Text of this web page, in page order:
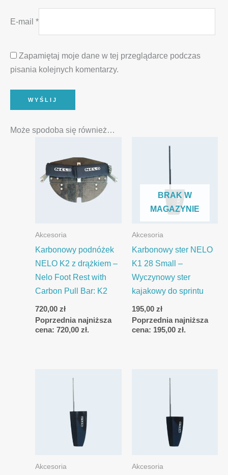
E-mail *
Zapamiętaj moje dane w tej przeglądarce podczas
pisania kolejnych komentarzy.
Może spodoba się również…
Akcesoria
Karbonowy podnóżek
NELO K2 z drążkiem –
Nelo Foot Rest with
Carbon Pull Bar: K2
720,00zł
Poprzednia najniższa
cena:720,00zł.
BRAK W
MAGAZYNIE
Akcesoria
Karbonowy ster NELO
K1 28 Small –
Wyczynowy ster
kajakowy do sprintu
195,00 zł
Poprzednia najniższa
cena: 195,00 zł.
Akcesoria Akcesoria